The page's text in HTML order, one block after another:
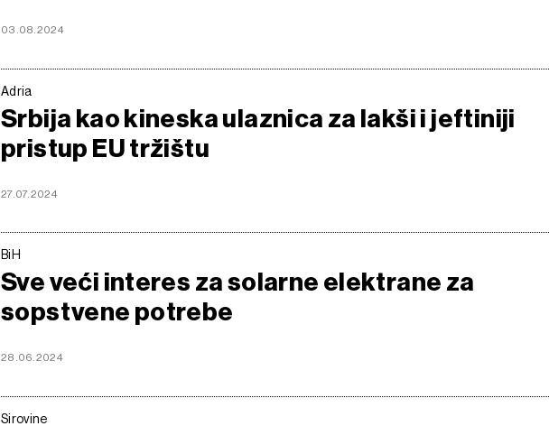
03.08.2024
Adria
Srbija kao kineska ulaznica za lakši i jeftiniji
pristup EU tržištu
27.07.2024
BiH
Sve veći interes za solarne elektrane za
sopstvene potrebe
28.06.2024
Sirovine